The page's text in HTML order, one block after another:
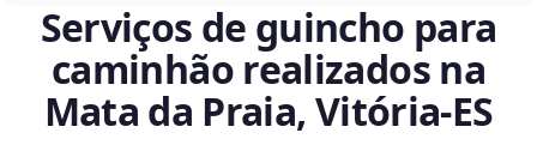
Serviços de guincho para
caminhão realizados na
Mata da Praia, Vitória‑ES